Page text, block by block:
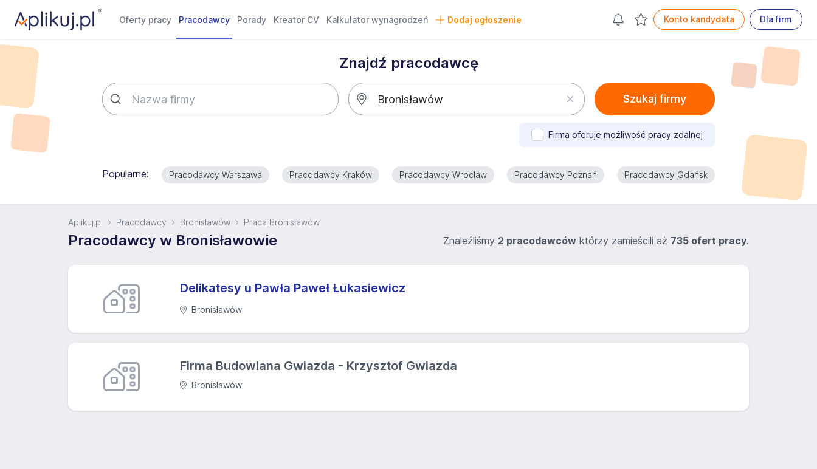
Oferty pracy Pracodawcy Porady Kreator CV Kalkulator wynagrodzeń Dodaj ogłoszenie Konto kandydata Dla firm
Znajdź pracodawcę
Szukaj firmy
Firma oferuje możliwość pracy zdalnej
Popularne: Pracodawcy Warszawa Pracodawcy Kraków Pracodawcy Wrocław Pracodawcy Poznań Pracodawcy Gdańsk
Aplikuj.pl Pracodawcy Bronisławów Praca Bronisławów
Pracodawcy w Bronisławowie Znaleźliśmy 2 pracodawców którzy zamieścili aż 735 ofert pracy.
Delikatesy u Pawła Paweł Łukasiewicz
Bronisławów
Firma Budowlana Gwiazda - Krzysztof Gwiazda
Bronisławów